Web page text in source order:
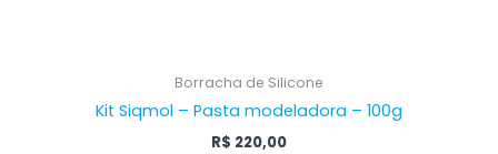
Borracha de Silicone
Kit Siqmol – Pasta modeladora – 100g
R$ 220,00